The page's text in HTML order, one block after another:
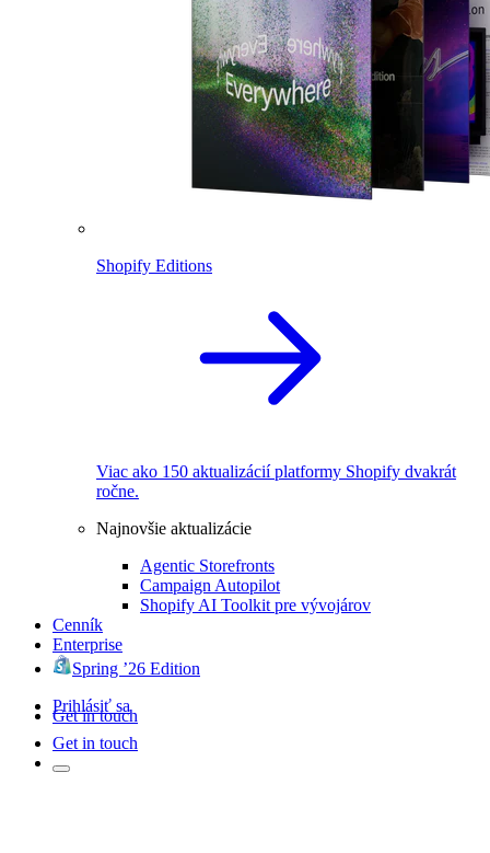
Shopify Editions
Viac ako 150 aktualizácií platformy Shopify dvakrát
ročne.
Najnovšie aktualizácie
Agentic Storefronts
Campaign Autopilot
Shopify AI Toolkit pre vývojárov
Cenník
Enterprise
Spring ’26 Edition
Prihlásiť sa
Get in touch
Get in touch